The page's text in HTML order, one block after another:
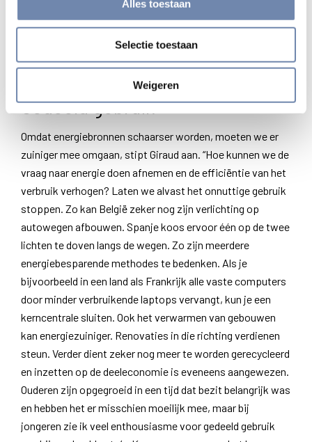
Alles toestaan
Selectie toestaan
Weigeren
en hoop wekt voor de toekomst. Zoniet dreigt letterlijk de
apocalyps.”
Gedeeld gebruik
Omdat energiebronnen schaarser worden, moeten we er
zuiniger mee omgaan, stipt Giraud aan. “Hoe kunnen we de
vraag naar energie doen afnemen en de efficiëntie van het
verbruik verhogen? Laten we alvast het onnuttige gebruik
stoppen. Zo kan België zeker nog zijn verlichting op
autowegen afbouwen. Spanje koos ervoor één op de twee
lichten te doven langs de wegen. Zo zijn meerdere
energiebesparende methodes te bedenken. Als je
bijvoorbeeld in een land als Frankrijk alle vaste computers
door minder verbruikende laptops vervangt, kun je een
kerncentrale sluiten. Ook het verwarmen van gebouwen
kan energiezuiniger. Renovaties in die richting verdienen
steun. Verder dient zeker nog meer te worden gerecycleerd
en inzetten op de deeleconomie is eveneens aangewezen.
Ouderen zijn opgegroeid in een tijd dat bezit belangrijk was
en hebben het er misschien moeilijk mee, maar bij
jongeren zie ik veel enthousiasme voor gedeeld gebruik